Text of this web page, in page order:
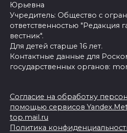
Юрьевна
Учредитель: Общество с
ответственностью "Редакция
вестник".
Для детей старше 16 лет.
Контактные данные для
государственных органов:
Согласие на обработку
помощью сервисов
top.mail.ru
Политика